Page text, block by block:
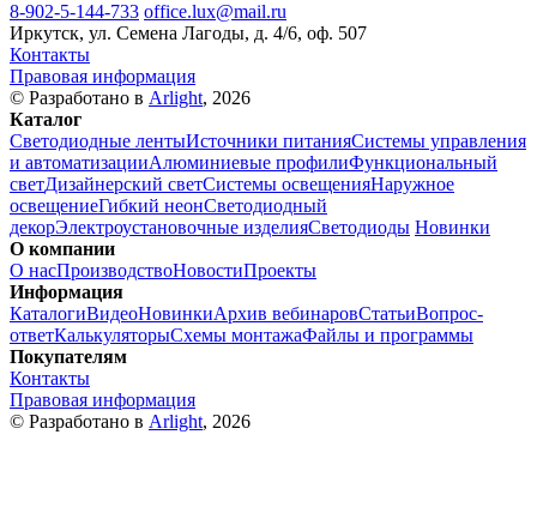
8-902-5-144-733 office.lux@mail.ru
Иркутск, ул. Семена Лагоды, д. 4/6, оф. 507
Контакты
Правовая информация
© Разработано в Arlight, 2026
Каталог
Светодиодные лентыИсточники питанияСистемы управления
и автоматизацииАлюминиевые профилиФункциональный
светДизайнерский светСистемы освещенияНаружное
освещениеГибкий неонСветодиодный
декорЭлектроустановочные изделияСветодиоды Новинки
О компании
О насПроизводствоНовостиПроекты
Информация
КаталогиВидеоНовинкиАрхив вебинаровСтатьиВопрос-
ответКалькуляторыСхемы монтажаФайлы и программы
Покупателям
Контакты
Правовая информация
© Разработано в Arlight, 2026